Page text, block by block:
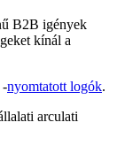
B2B igények
kínál a
-nyomtatott logók.
arculati